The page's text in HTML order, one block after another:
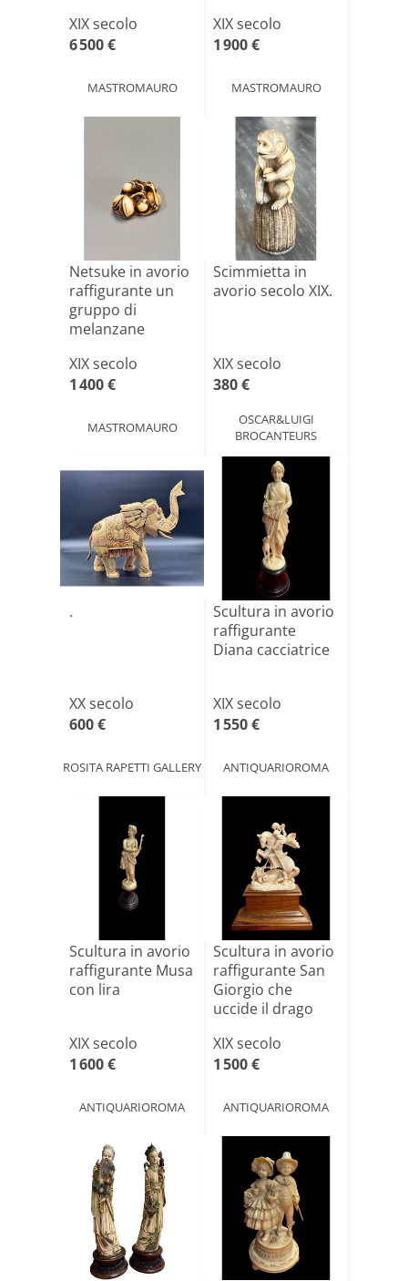
XIX secolo
6 500 €
MASTROMAURO
XIX secolo
1 900 €
MASTROMAURO
Netsuke in avorio
raffigurante un
gruppo di
melanzane
XIX secolo
1 400 €
MASTROMAURO
Scimmietta in
avorio secolo XIX.
XIX secolo
380 €
OSCAR&LUIGI
BROCANTEURS
.
XX secolo
600 €
ROSITA RAPETTI GALLERY
Scultura in avorio
raffigurante
Diana cacciatrice
XIX secolo
1 550 €
ANTIQUARIOROMA
Scultura in avorio
raffigurante Musa
con lira
XIX secolo
1 600 €
ANTIQUARIOROMA
Scultura in avorio
raffigurante San
Giorgio che
uccide il drago
XIX secolo
1 500 €
ANTIQUARIOROMA